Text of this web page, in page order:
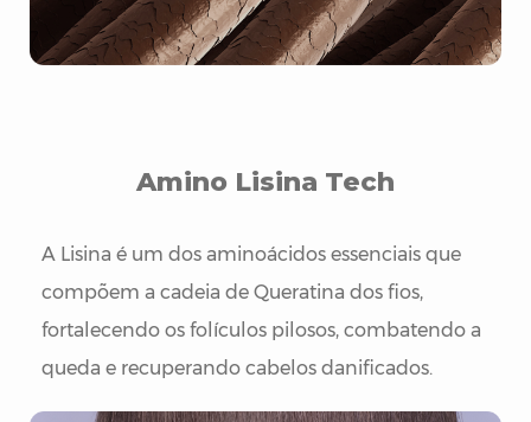
Amino Lisina Tech
A Lisina é um dos aminoácidos essenciais que
compõem a cadeia de Queratina dos fios,
fortalecendo os folículos pilosos, combatendo a
queda e recuperando cabelos danificados.